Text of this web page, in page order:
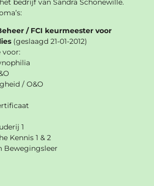
bedrijf van Sandra Schonewille.
/ FCI keurmeester voor
(geslaagd 21-01-2012)
voor:
/ O&O
1
Kennis 1 & 2
Bewegingsleer